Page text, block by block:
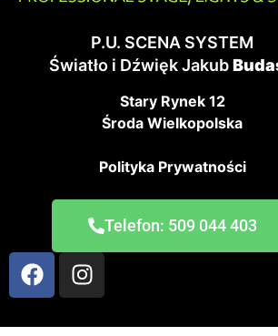
P.U. SCENA SYSTEM
Światło i Dźwięk Jakub
Stary Rynek 12
Środa Wielkopolska
Polityka Prywatności
Telefon: 509 044 403